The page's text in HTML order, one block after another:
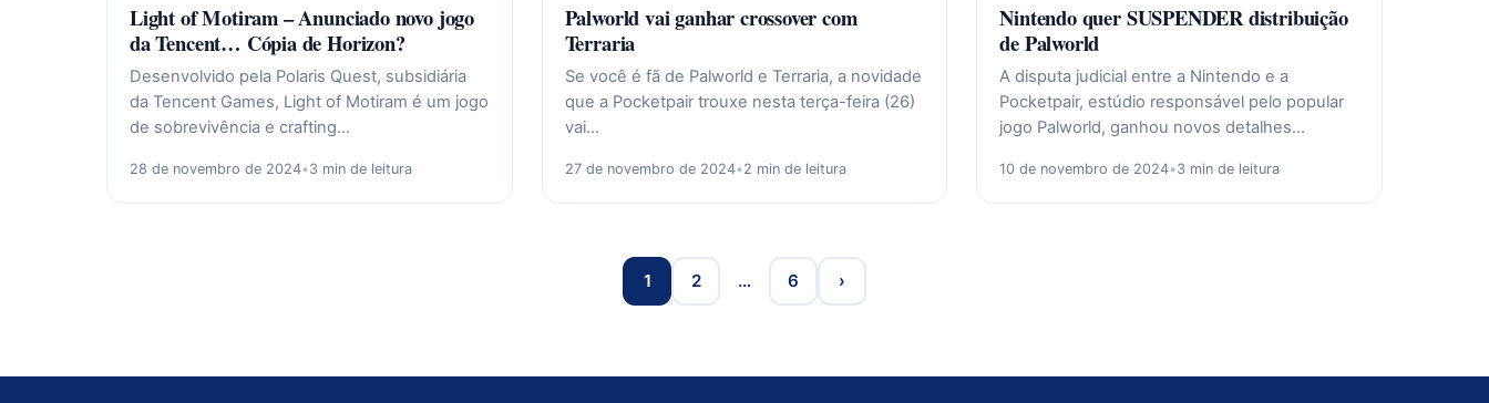
Light of Motiram – Anunciado novo jogo
da Tencent… Cópia de Horizon?
Desenvolvido pela Polaris Quest, subsidiária
da Tencent Games, Light of Motiram é um jogo
de sobrevivência e crafting…
28 de novembro de 2024•3 min de leitura
Palworld vai ganhar crossover com
Terraria
Se você é fã de Palworld e Terraria, a novidade
que a Pocketpair trouxe nesta terça-feira (26)
vai…
27 de novembro de 2024•2 min de leitura
Nintendo quer SUSPENDER distribuição
de Palworld
A disputa judicial entre a Nintendo e a
Pocketpair, estúdio responsável pelo popular
jogo Palworld, ganhou novos detalhes…
10 de novembro de 2024•3 min de leitura
1 2 … 6 ›